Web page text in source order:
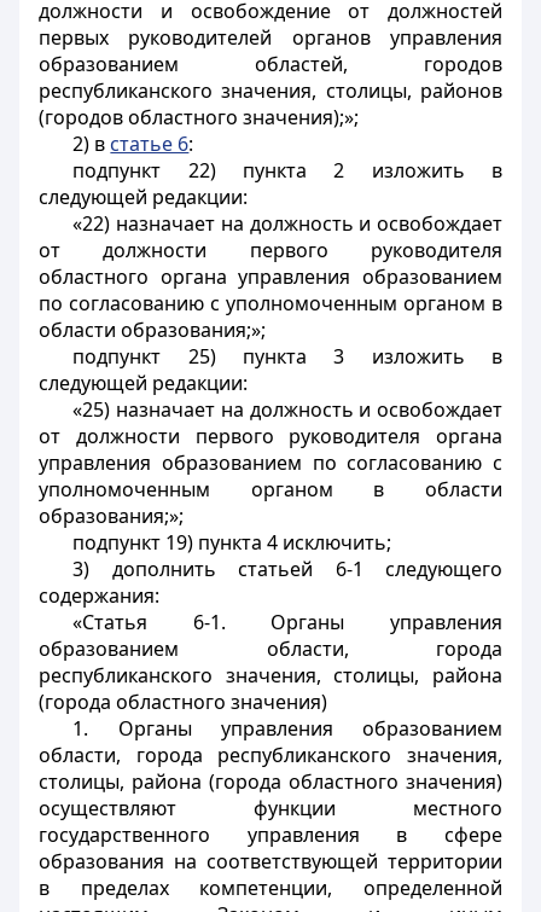
должности и освобождение от должностей
первых руководителей органов управления
образованием областей, городов
республиканского значения, столицы, районов
(городов областного значения);»;
2) в статье 6:
подпункт 22) пункта 2 изложить в
следующей редакции:
«22) назначает на должность и освобождает
от должности первого руководителя
областного органа управления образованием
по согласованию с уполномоченным органом в
области образования;»;
подпункт 25) пункта 3 изложить в
следующей редакции:
«25) назначает на должность и освобождает
от должности первого руководителя органа
управления образованием по согласованию с
уполномоченным органом в области
образования;»;
подпункт 19) пункта 4 исключить;
3) дополнить статьей 6-1 следующего
содержания:
«Статья 6-1. Органы управления
образованием области, города
республиканского значения, столицы, района
(города областного значения)
1. Органы управления образованием
области, города республиканского значения,
столицы, района (города областного значения)
осуществляют функции местного
государственного управления в сфере
образования на соответствующей территории
в пределах компетенции, определенной